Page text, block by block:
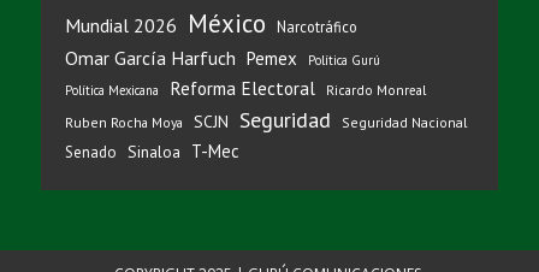
Mundial 2026 México Narcotráfico
Omar García Harfuch Pemex
Política Gurú
Política Mexicana
Reforma Electoral
Ricardo Monreal
Ruben Rocha Moya
SCJN Seguridad Seguridad Nacional
Senado Sinaloa T-Mec